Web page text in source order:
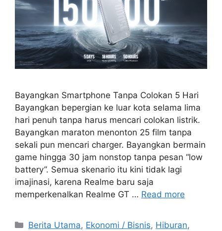
Bayangkan Smartphone Tanpa Colokan 5 Hari
Bayangkan bepergian ke luar kota selama lima
hari penuh tanpa harus mencari colokan listrik.
Bayangkan maraton menonton 25 film tanpa
sekali pun mencari charger. Bayangkan bermain
game hingga 30 jam nonstop tanpa pesan “low
battery”. Semua skenario itu kini tidak lagi
imajinasi, karena Realme baru saja
memperkenalkan Realme GT … Read more
C
Berita Utama, Ekonomi / Bisnis, Hiburan,